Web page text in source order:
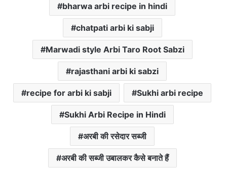
bharwa arbi recipe in hindi
chatpati arbi ki sabji
Marwadi style Arbi Taro Root Sabzi
rajasthani arbi ki sabzi
recipe for arbi ki sabji Sukhi arbi recipe
Sukhi Arbi Recipe in Hindi
अरबी की रसेदार सब्जी
अरबी की सब्जी उबालकर कैसे बनाते हैं